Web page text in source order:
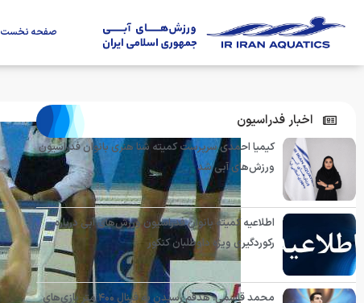
صفحه نخست
اخبار فدراسیون
کیمیا احمدی سرپرست کمیته شنا هنری بانوان فدراسیون
ورزش‌های آبی شد
اطلاعیه کمیته بانوان فدراسیون ورزش‌های آبی درباره
رکوردگیری ویژه داوطلبان کنکور
محمد قاسمی: هدفم رسیدن به فینال ۴۰۰ متر بازی‌های